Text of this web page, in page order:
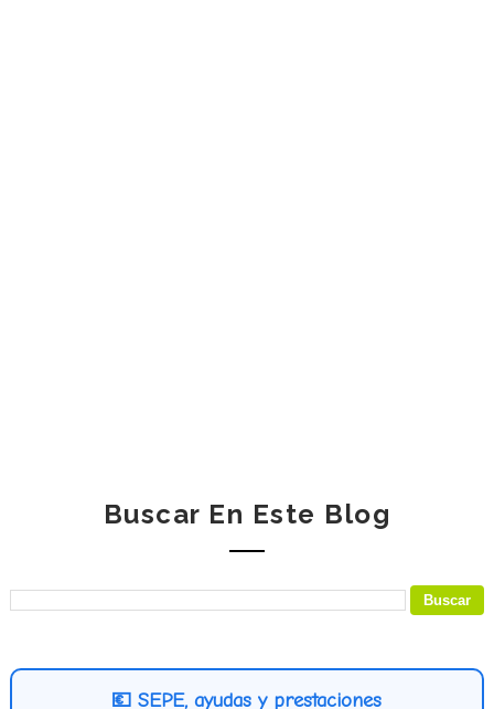
Buscar En Este Blog
💶 SEPE, ayudas y prestaciones